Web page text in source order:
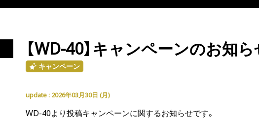
【WD-40】キャンペーンのお知ら
キャンペーン
2026年03月30日 (月)
WD-40より投稿キャンペーンに関するお知らせです。